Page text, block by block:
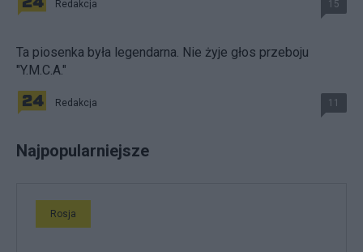
Redakcja 15
Ta piosenka była legendarna. Nie żyje głos przeboju
"Y.M.C.A."
Redakcja 11
Najpopularniejsze
Rosja